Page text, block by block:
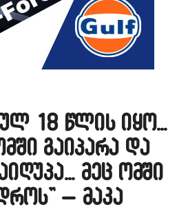
18 წლის იყო…
გაიპარა და
მეც ომში
– მაკა